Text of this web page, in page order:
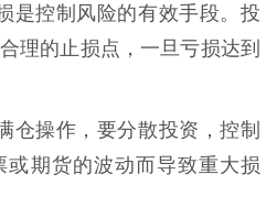
是控制风险的有效手段。投
理的止损点，一旦亏损达到
仓操作，要分散投资，控制
期货的波动而导致重大损